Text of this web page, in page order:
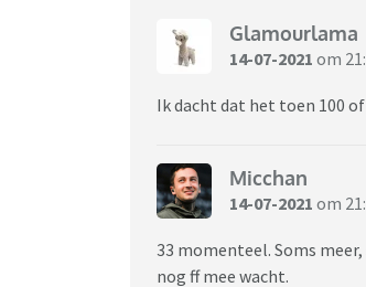
Glamourlama
14-07-2021 om
Ik dacht dat het toen 100 of
Micchan
14-07-2021 om
33 momenteel. Soms
nog ff mee wacht.